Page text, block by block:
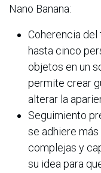
Nano Banana:
Coherencia del
hasta cinco
objetos en un
permite crear
alterar la
Seguimiento
se adhiere
complejas y
su idea para